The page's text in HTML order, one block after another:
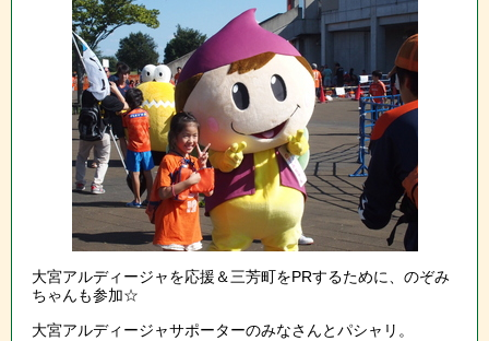
大宮アルディージャを応援＆三芳町をPRするために、のぞみ
ちゃんも参加☆
大宮アルディージャサポーターのみなさんとパシャリ。